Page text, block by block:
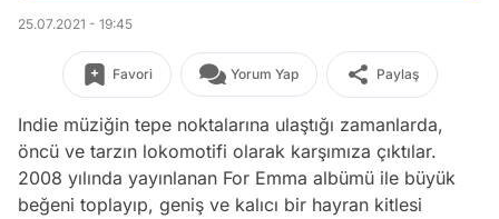
25.07.2021 - 19:45
Favori Yorum Yap Paylaş
Indie müziğin tepe noktalarına ulaştığı zamanlarda,
öncü ve tarzın lokomotifi olarak karşımıza çıktılar.
2008 yılında yayınlanan For Emma albümü ile büyük
beğeni toplayıp, geniş ve kalıcı bir hayran kitlesi